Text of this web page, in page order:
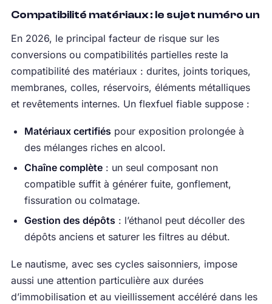
Compatibilité matériaux : le sujet numéro un
En 2026, le principal facteur de risque sur les
conversions ou compatibilités partielles reste la
compatibilité des matériaux : durites, joints toriques,
membranes, colles, réservoirs, éléments métalliques
et revêtements internes. Un flexfuel fiable suppose :
Matériaux certifiés pour exposition prolongée à
des mélanges riches en alcool.
Chaîne complète: un seul composant non
compatible suffit à générer fuite, gonflement,
fissuration ou colmatage.
Gestion des dépôts : l’éthanol peut décoller des
dépôts anciens et saturer les filtres au début.
Le nautisme, avec ses cycles saisonniers, impose
aussi une attention particulière aux durées
d’immobilisation et au vieillissement accéléré dans les